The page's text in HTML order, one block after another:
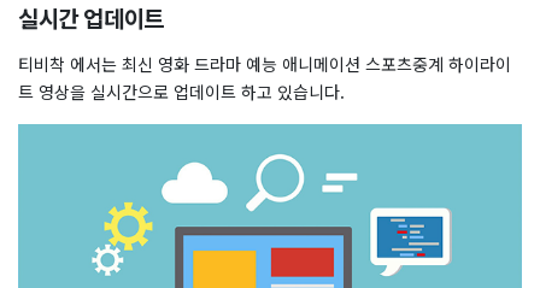
실시간 업데이트
티비착 에서는 최신 영화 드라마 예능 애니메이션 스포츠중계 하이라이
트 영상을 실시간으로 업데이트 하고 있습니다.